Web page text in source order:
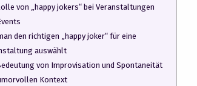
von „happy jokers“ bei Veranstaltungen
den richtigen „happy joker“ für eine
auswählt
von Improvisation und Spontaneität
Kontext